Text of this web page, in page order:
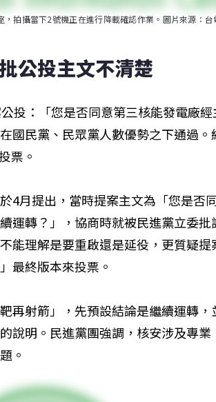
拍攝當下2號機正在進行降載確認作業。圖片來源：
公投主文不清楚
投：「您是否同意第三核能發電廠
國民黨、民眾黨人數優勢之下通過。
票。
4月提出，當時提案主文為「您是否
運轉？」，協商時就被民進黨立委批
能理解是要重啟還是延役，更質疑提
最終版本來投票。
再射箭」，先預設結論是繼續運轉，
說明。民進黨團強調，核安涉及專業
。